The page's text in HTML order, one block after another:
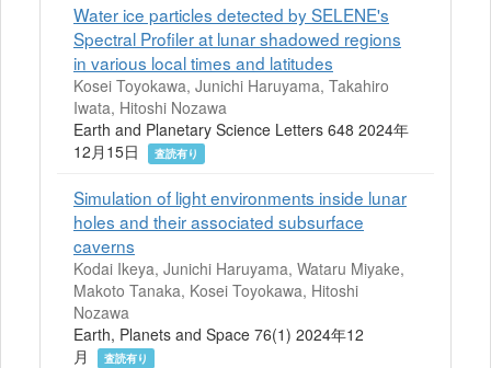
Water ice particles detected by SELENE's
Spectral Profiler at lunar shadowed regions
in various local times and latitudes
Kosei Toyokawa, Junichi Haruyama, Takahiro
Iwata, Hitoshi Nozawa
Earth and Planetary Science Letters 648 2024年
12月15日
査読有り
Simulation of light environments inside lunar
holes and their associated subsurface
caverns
Kodai Ikeya, Junichi Haruyama, Wataru Miyake,
Makoto Tanaka, Kosei Toyokawa, Hitoshi
Nozawa
Earth, Planets and Space 76(1) 2024年12
月
査読有り